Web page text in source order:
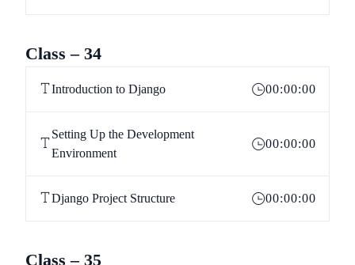
Class – 34
Introduction to Django 00:00:00
Setting Up the Development
Environment
00:00:00
Django Project Structure 00:00:00
Class – 35